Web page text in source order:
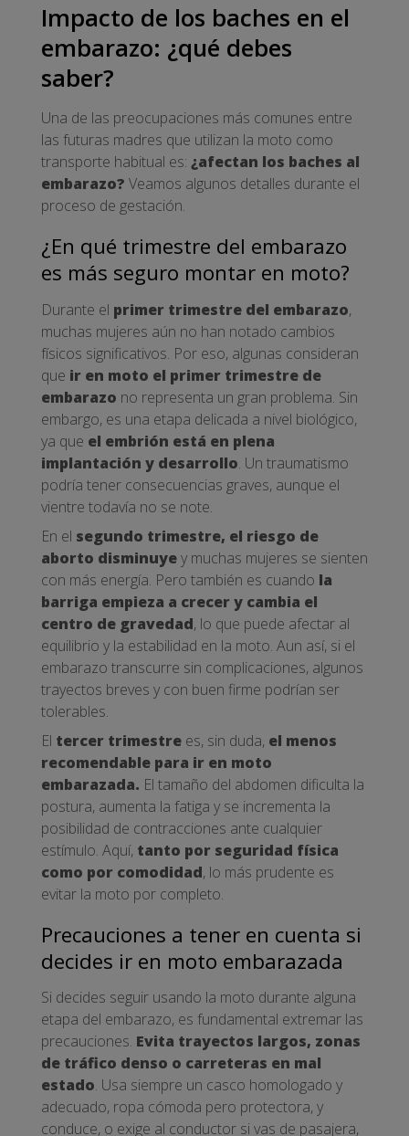
Impacto de los baches en el
embarazo: ¿qué debes
saber?
Una de las preocupaciones más comunes entre
las futuras madres que utilizan la moto como
transporte habitual es: ¿afectan los baches al
embarazo? Veamos algunos detalles durante el
proceso de gestación.
¿En qué trimestre del embarazo
es más seguro montar en moto?
Durante el primer trimestre del embarazo,
muchas mujeres aún no han notado cambios
físicos significativos. Por eso, algunas consideran
que ir en moto el primer trimestre de
embarazo no representa un gran problema. Sin
embargo, es una etapa delicada a nivel biológico,
ya que el embrión está en plena
implantación y desarrollo. Un traumatismo
podría tener consecuencias graves, aunque el
vientre todavía no se note.
En el segundo trimestre, el riesgo de
aborto disminuyey muchas mujeres se sienten
con más energía. Pero también es cuando la
barriga empieza a crecer y cambia el
centro de gravedad, lo que puede afectar al
equilibrio y la estabilidad en la moto. Aun así, si el
embarazo transcurre sin complicaciones, algunos
trayectos breves y con buen firme podrían ser
tolerables.
El tercer trimestre es, sin duda, el menos
recomendable para ir en moto
embarazada. El tamaño del abdomen dificulta la
postura, aumenta la fatiga y se incrementa la
posibilidad de contracciones ante cualquier
estímulo. Aquí, tanto por seguridad física
como por comodidad, lo más prudente es
evitar la moto por completo.
Precauciones a tener en cuenta si
decides ir en moto embarazada
Si decides seguir usando la moto durante alguna
etapa del embarazo, es fundamental extremar las
precauciones. Evita trayectos largos, zonas
de tráfico denso o carreteras en mal
estado. Usa siempre un casco homologado y
adecuado, ropa cómoda pero protectora, y
conduce, o exige al conductor si vas de pasajera,